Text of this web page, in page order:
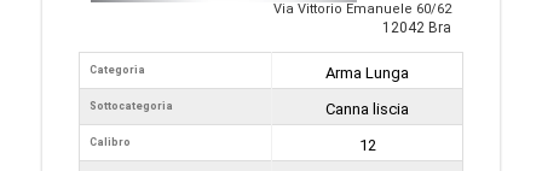
Via Vittorio Emanuele 60/62
12042 Bra
Categoria
Sottocategoria
Calibro
Arma Lunga
Canna liscia
12